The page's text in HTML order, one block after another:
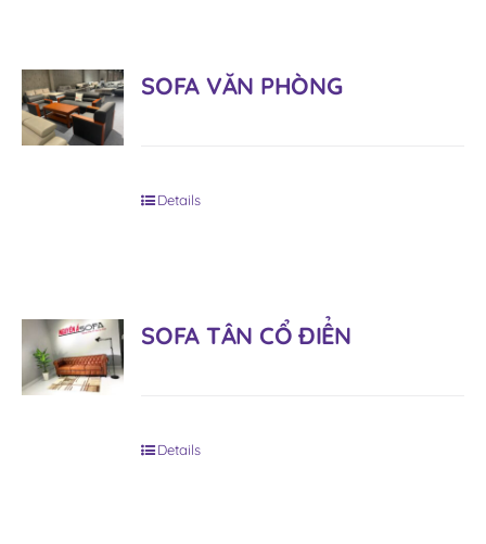
SOFA VĂN PHÒNG
Details
SOFA TÂN CỔ ĐIỂN
Details